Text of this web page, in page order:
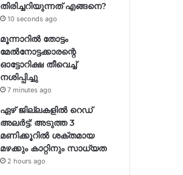
തിരിച്ചറിയുന്നത് എങ്ങനെ?
10 seconds ago
മൂന്നാറിൽ തോട്ടം
മേൽനോട്ടക്കാരന്റെ
ഓട്ടോറിക്ഷ തീവെച്ച്
നശിപ്പിച്ചു
7 minutes ago
ഏഴ് ജില്ലകളില്‍ റെഡ്
അലര്‍ട്ട്: അടുത്ത 3
മണിക്കൂറിൽ ശക്തമായ
മഴക്കും കാറ്റിനും സാധ്യത
2 hours ago